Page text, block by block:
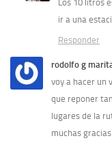
Los 10 litros
ir a una
Responder
rodolfo g
voy a hacer un
que reponer
lugares de la
muchas gracias